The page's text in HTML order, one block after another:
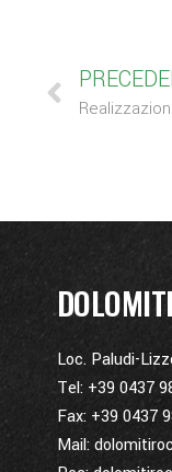
Loc. Paludi-
Tel: +39 0437
Fax: +39 0437
Mail: